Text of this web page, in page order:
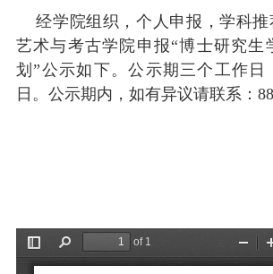
经学院组织，个人申报，学科推
艺术与考古学院申报“博士研究生
划”公示如下。公示期三个工作日
日。公示期内，如有异议请联系：